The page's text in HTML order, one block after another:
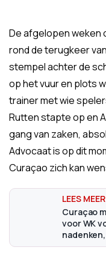
De afgelopen weken
rond de terugkeer
stempel achter de
op het vuur en plots
trainer met wie
Rutten stapte op en
gang van zaken,
Advocaat is op dit
Curaçao zich kan
Curaçao
voor WK